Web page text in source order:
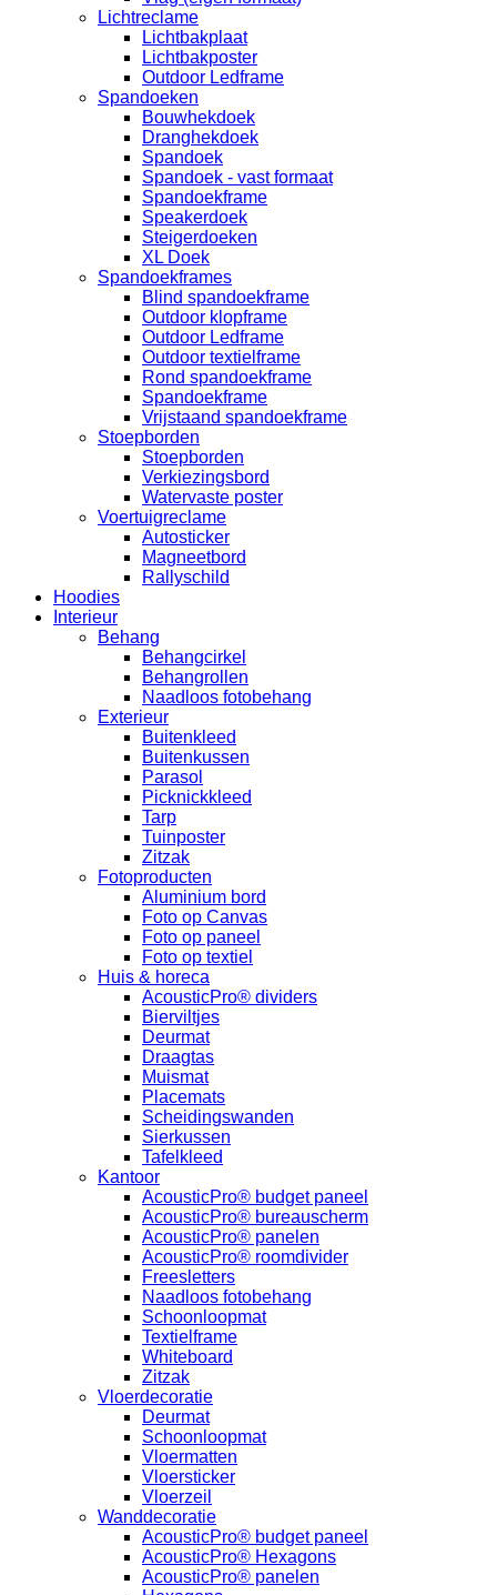
Lichtreclame
Lichtbakplaat
Lichtbakposter
Outdoor Ledframe
Spandoeken
Bouwhekdoek
Dranghekdoek
Spandoek
Spandoek - vast formaat
Spandoekframe
Speakerdoek
Steigerdoeken
XL Doek
Spandoekframes
Blind spandoekframe
Outdoor klopframe
Outdoor Ledframe
Outdoor textielframe
Rond spandoekframe
Spandoekframe
Vrijstaand spandoekframe
Stoepborden
Stoepborden
Verkiezingsbord
Watervaste poster
Voertuigreclame
Autosticker
Magneetbord
Rallyschild
Hoodies
Interieur
Behang
Behangcirkel
Behangrollen
Naadloos fotobehang
Exterieur
Buitenkleed
Buitenkussen
Parasol
Picknickkleed
Tarp
Tuinposter
Zitzak
Fotoproducten
Aluminium bord
Foto op Canvas
Foto op paneel
Foto op textiel
Huis & horeca
AcousticPro® dividers
Bierviltjes
Deurmat
Draagtas
Muismat
Placemats
Scheidingswanden
Sierkussen
Tafelkleed
Kantoor
AcousticPro® budget paneel
AcousticPro® bureauscherm
AcousticPro® panelen
AcousticPro® roomdivider
Freesletters
Naadloos fotobehang
Schoonloopmat
Textielframe
Whiteboard
Zitzak
Vloerdecoratie
Deurmat
Schoonloopmat
Vloermatten
Vloersticker
Vloerzeil
Wanddecoratie
AcousticPro® budget paneel
AcousticPro® Hexagons
AcousticPro® panelen